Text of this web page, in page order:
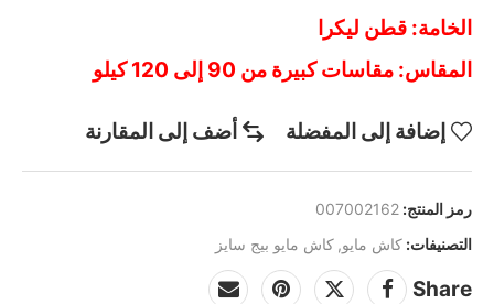
الخامة: قطن ليكرا
المقاس: مقاسات كبيرة من 90 إلى 120 كيلو
إضافة إلى المفضلة أضف إلى المقارنة
رمز المنتج: 007002162
التصنيفات: كاش مايو, كاش مايو بيج سايز
Share